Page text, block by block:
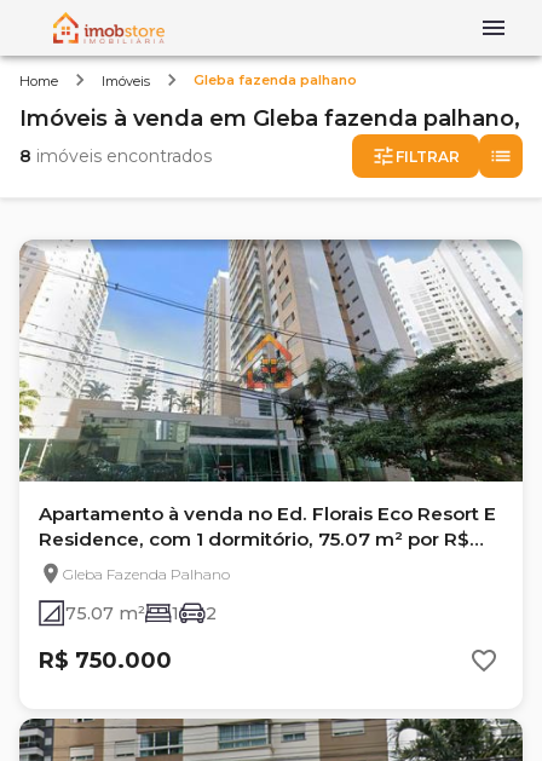
Home Imóveis Gleba fazenda palhano
Imóveis à venda em Gleba fazenda palhano,
8 imóveis encontrados FILTRAR
Apartamento à venda no Ed. Florais Eco Resort E
Residence, com 1 dormitório, 75.07 m² por R$
750.000,00 - Gleba Fazenda Palhano - Londrina,
Pr
Gleba Fazenda Palhano
75.07 m² 1 2
R$ 750.000